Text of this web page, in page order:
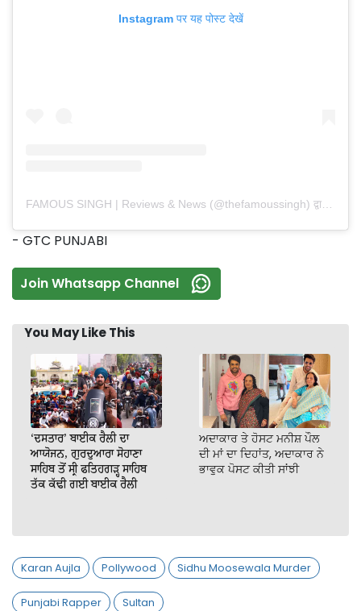
Instagram पर यह पोस्ट देखें
- GTC PUNJABI
Join Whatsapp Channel
You May Like This
‘ਦਸਤਾਰ’ ਬਾਈਕ ਰੈਲੀ ਦਾ
ਆਯੋਜਨ, ਗੁਰਦੁਆਰਾ ਸੋਹਾਣਾ
ਸਾਹਿਬ ਤੋਂ ਸ੍ਰੀ ਫਤਿਹਗੜ੍ਹ ਸਾਹਿਬ
ਤੱਕ ਕੱਢੀ ਗਈ ਬਾਈਕ ਰੈਲੀ
ਅਦਾਕਾਰ ਤੇ ਹੋਸਟ ਮਨੀਸ਼ ਪੌਲ
ਦੀ ਮਾਂ ਦਾ ਦਿਹਾਂਤ, ਅਦਾਕਾਰ ਨੇ
ਭਾਵੁਕ ਪੋਸਟ ਕੀਤੀ ਸਾਂਝੀ
Karan Aujla Pollywood Sidhu Moosewala Murder
Punjabi Rapper Sultan